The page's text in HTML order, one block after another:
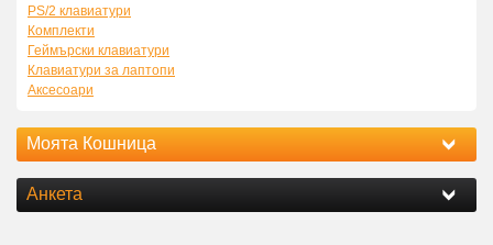
PS/2 клавиатури
Комплекти
Геймърски клавиатури
Клавиатури за лаптопи
Аксесоари
Моята Кошница
Анкета